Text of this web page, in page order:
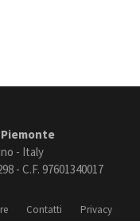
Piemonte
- Italy
- C.F. 97601340017
Contatti
Privacy